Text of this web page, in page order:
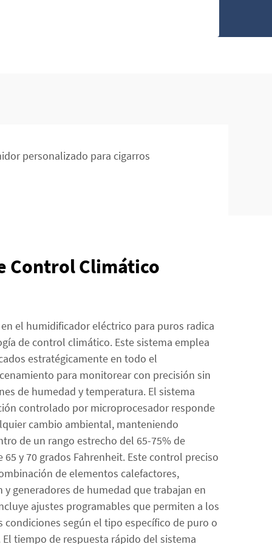
personalizado para cigarros
Control Climático
el humidificador eléctrico para puros radica
de control climático. Este sistema emplea
estratégicamente en todo el
para monitorear con precisión sin
de humedad y temperatura. El sistema
controlado por microprocesador responde
cambio ambiental, manteniendo
de un rango estrecho del 65-75% de
y 70 grados Fahrenheit. Este control preciso
de elementos calefactores,
y generadores de humedad que trabajan en
ajustes programables que permiten a los
condiciones según el tipo específico de puro o
tiempo de respuesta rápido del sistema